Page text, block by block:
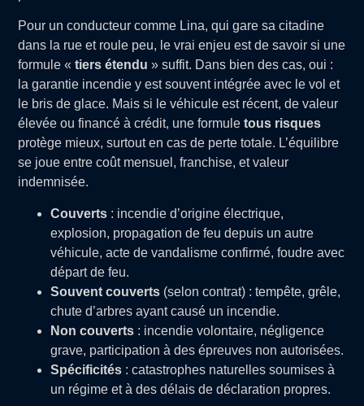
Pour un conducteur comme Lina, qui gare sa citadine
dans la rue et roule peu, le vrai enjeu est de savoir si une
formule «tiers étendu » suffit. Dans bien des cas, oui :
la garantie incendie y est souvent intégrée avec le vol et
le bris de glace. Mais si le véhicule est récent, de valeur
élevée ou financé à crédit, une formuletous risques
protège mieux, surtout en cas de perte totale. L’équilibre
se joue entre coût mensuel, franchise, et valeur
indemnisée.
Couverts : incendie d’origine électrique,
explosion, propagation de feu depuis un autre
véhicule, acte de vandalisme confirmé, foudre avec
départ de feu.
Souvent couverts (selon contrat) : tempête, grêle,
chute d’arbres ayant causé un incendie.
Non couverts : incendie volontaire, négligence
grave, participation à des épreuves non autorisées.
Spécificités : catastrophes naturelles soumises à
un régime et à des délais de déclaration propres.